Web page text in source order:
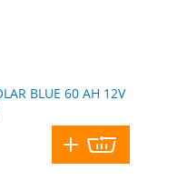
BLUE 60 AH 12V